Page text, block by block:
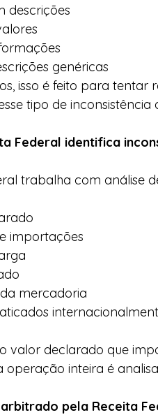
descrições
genéricas
isso é feito para tentar
tipo de
Federal identifica
trabalha com análise
importações
mercadoria
valor declarado que
operação inteira é
pela Receita